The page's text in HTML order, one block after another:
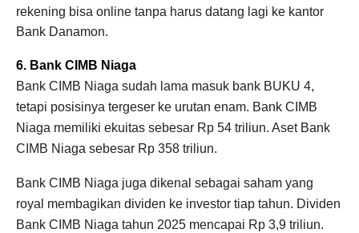
rekening bisa online tanpa harus datang lagi ke kantor
Bank Danamon.
6. Bank CIMB Niaga
Bank CIMB Niaga sudah lama masuk bank BUKU 4,
tetapi posisinya tergeser ke urutan enam. Bank CIMB
Niaga memiliki ekuitas sebesar Rp 54 triliun. Aset Bank
CIMB Niaga sebesar Rp 358 triliun.
Bank CIMB Niaga juga dikenal sebagai saham yang
royal membagikan dividen ke investor tiap tahun. Dividen
Bank CIMB Niaga tahun 2025 mencapai Rp 3,9 triliun.